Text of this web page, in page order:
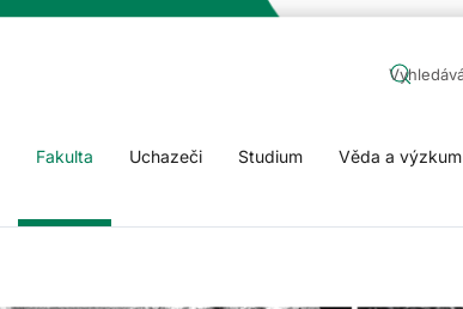
Fakulta Uchazeči Studium Věda a výzkum